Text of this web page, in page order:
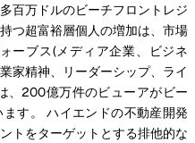
百万ドルのビーチフロントレジ
つ超富裕層個人の増加は、市場
ーブス(メディア企業、ビジネ
家精神、リーダーシップ、ライ
、200億万件のビューアがビー
す。 ハイエンドの不動産開発
トをターゲットとする排他的な